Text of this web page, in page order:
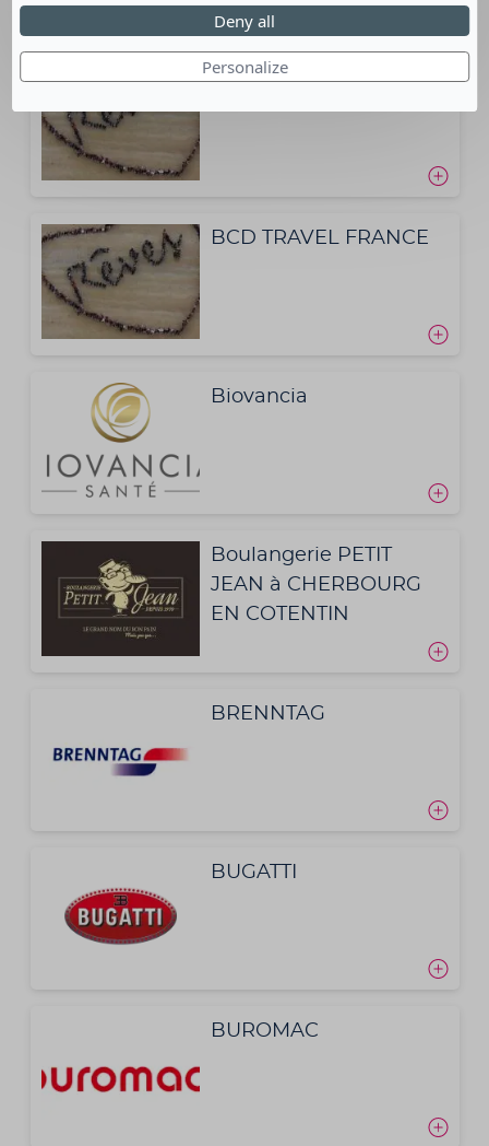
AXA ATOUT COEUR
BCD TRAVEL FRANCE
Biovancia
Boulangerie PETIT
JEAN à CHERBOURG
EN COTENTIN
BRENNTAG
BUGATTI
BUROMAC
Personalize
Deny all